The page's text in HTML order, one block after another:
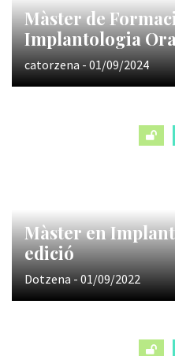
Màster de
Implantologia
catorzena - 01/09/2024
Màster en
edició
Dotzena - 01/09/2022